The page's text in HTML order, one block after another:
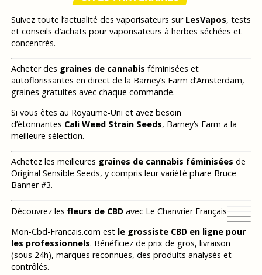
Suivez toute l’actualité des vaporisateurs sur LesVapos, tests
et conseils d’achats pour vaporisateurs à herbes séchées et
concentrés.
Acheter des graines de cannabis féminisées et
autoflorissantes en direct de la Barney’s Farm d’Amsterdam,
graines gratuites avec chaque commande.
Si vous êtes au Royaume-Uni et avez besoin
d’étonnantes Cali Weed Strain Seeds, Barney’s Farm a la
meilleure sélection.
Achetez les meilleures graines de cannabis féminisées de
Original Sensible Seeds, y compris leur variété phare Bruce
Banner #3.
Découvrez les fleurs de CBDavec Le Chanvrier Français
Mon-Cbd-Francais.com est le grossiste CBD en ligne pour
les professionnels. Bénéficiez de prix de gros, livraison
(sous 24h), marques reconnues, des produits analysés et
contrôlés.